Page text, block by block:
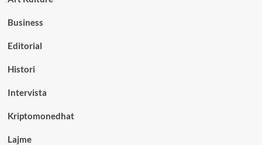
Business
Editorial
Histori
Intervista
Kriptomonedhat
Lajme